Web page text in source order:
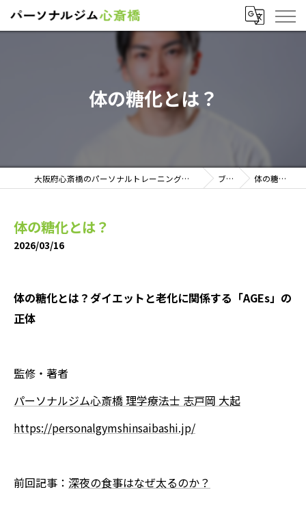
体の糖化とは？
大阪府心斎橋のパーソナルトレーニングならパーソナルジム心斎橋 ブログ 体の糖化とは？
体の糖化とは？
2026/03/16
体の糖化とは？ダイエットと老化に関係する「AGEs」の
正体
監修・著者
パーソナルジム心斎橋 理学療法士 志戸岡 大起
https://personalgymshinsaibashi.jp/
前回記事： 深夜の食事はなぜ太るのか？